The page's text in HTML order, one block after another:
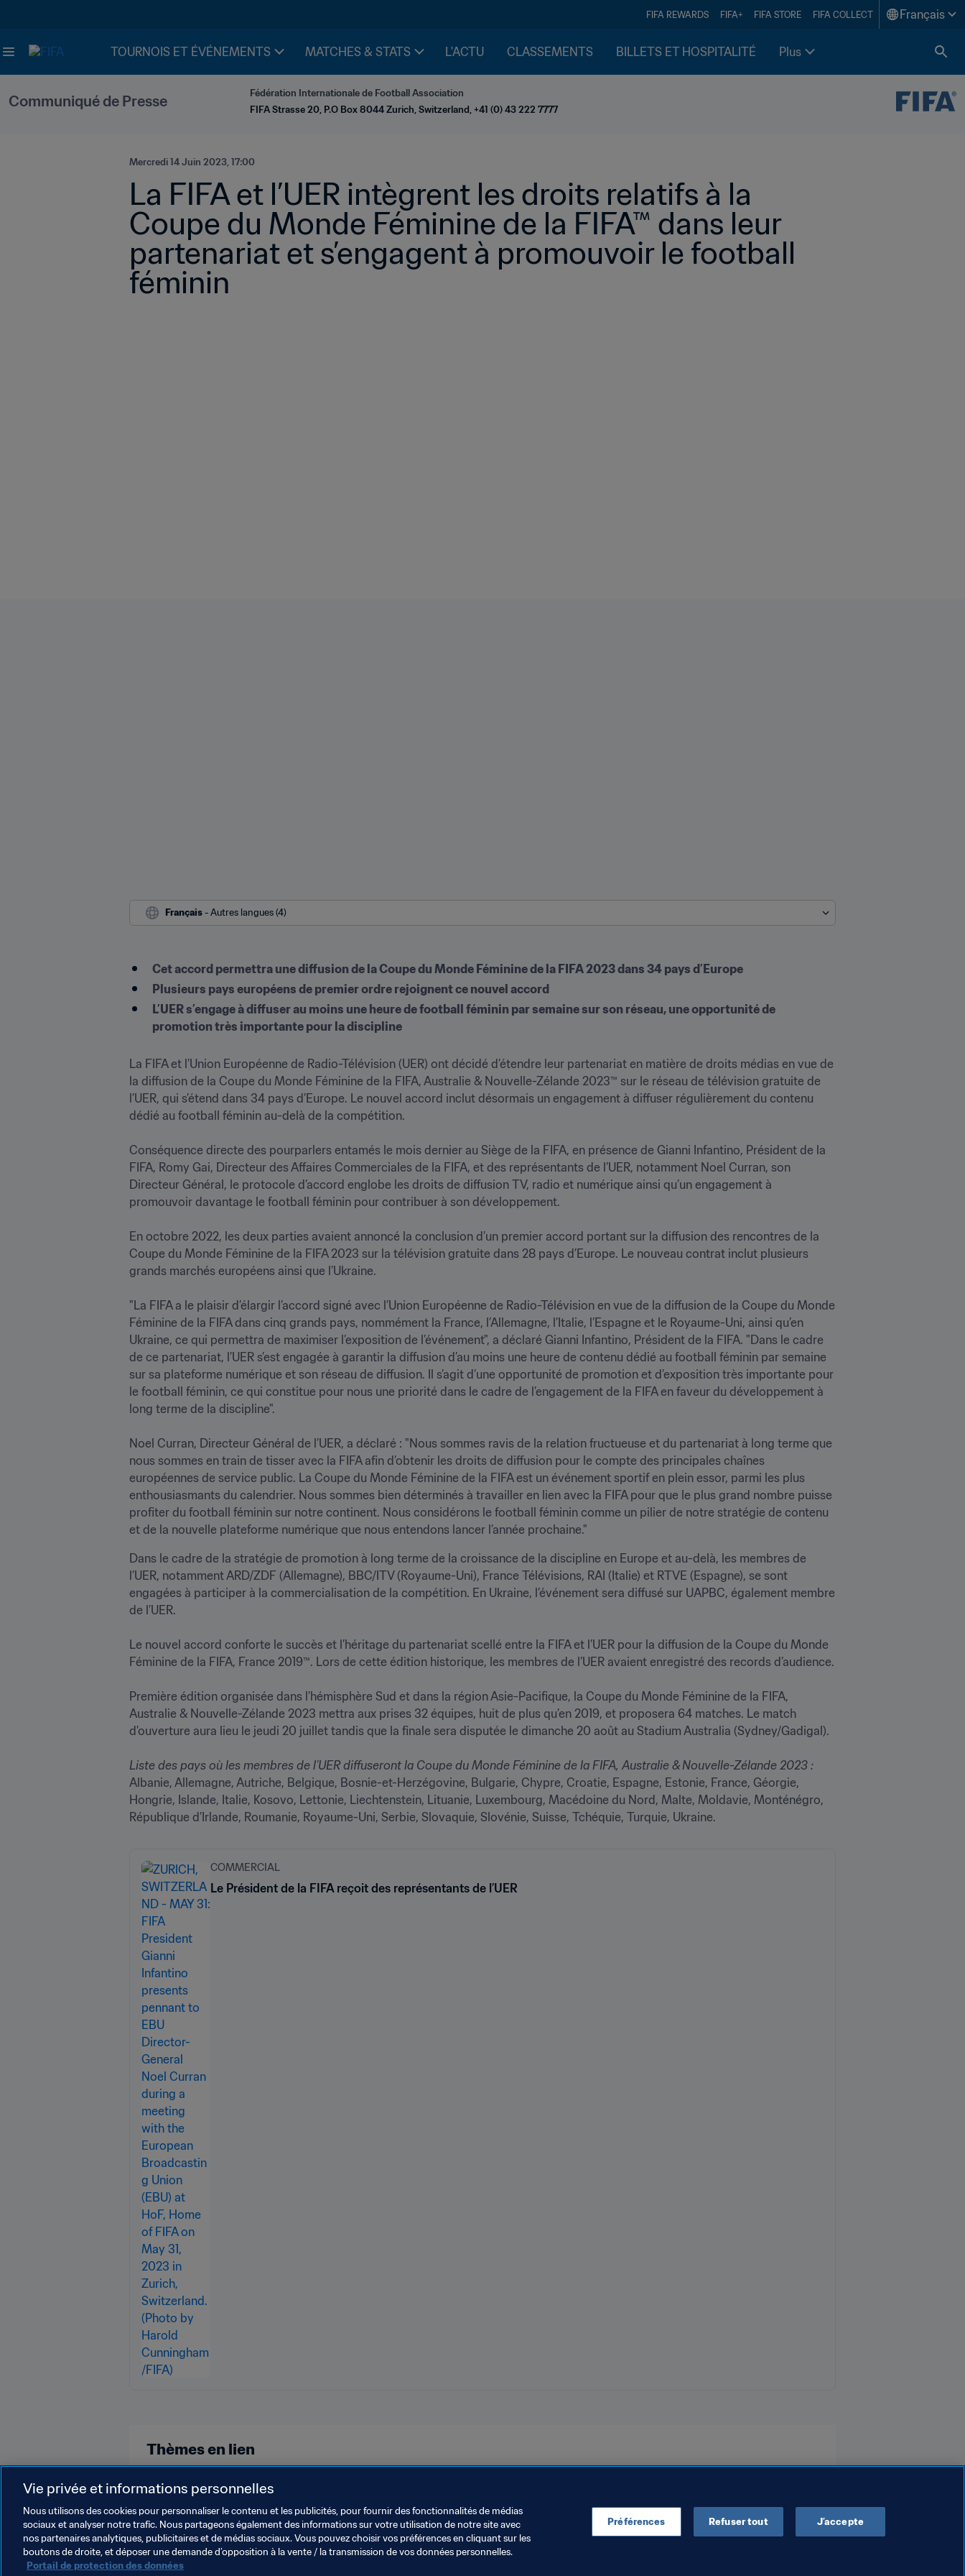
FIFA REWARDS FIFA+ FIFA STORE FIFA COLLECT Français
TOURNOIS ET ÉVÉNEMENTS MATCHES & STATS L'ACTU CLASSEMENTS BILLETS ET HOSPITALITÉ Plus
Communiqué de Presse
Fédération Internationale de Football Association
FIFA Strasse 20, P.O Box 8044 Zurich, Switzerland, +41 (0) 43 222 7777
Mercredi 14 Juin 2023, 17:00
La FIFA et l’UER intègrent les droits relatifs à la
Coupe du Monde Féminine de la FIFA™ dans leur
partenariat et s’engagent à promouvoir le football
féminin
Français - Autres langues (4)
Cet accord permettra une diffusion de la Coupe du Monde Féminine de la FIFA 2023 dans 34 pays d’Europe
Plusieurs pays européens de premier ordre rejoignent ce nouvel accord
L’UER s’engage à diffuser au moins une heure de football féminin par semaine sur son réseau, une opportunité de
promotion très importante pour la discipline
La FIFA et l’Union Européenne de Radio-Télévision (UER) ont décidé d’étendre leur partenariat en matière de droits médias en vue de
la diffusion de la Coupe du Monde Féminine de la FIFA, Australie & Nouvelle-Zélande 2023™ sur le réseau de télévision gratuite de
l’UER, qui s’étend dans 34 pays d’Europe. Le nouvel accord inclut désormais un engagement à diffuser régulièrement du contenu
dédié au football féminin au-delà de la compétition.
Conséquence directe des pourparlers entamés le mois dernier au Siège de la FIFA, en présence de Gianni Infantino, Président de la
FIFA, Romy Gai, Directeur des Affaires Commerciales de la FIFA, et des représentants de l’UER, notamment Noel Curran, son
Directeur Général, le protocole d’accord englobe les droits de diffusion TV, radio et numérique ainsi qu’un engagement à
promouvoir davantage le football féminin pour contribuer à son développement.
En octobre 2022, les deux parties avaient annoncé la conclusion d’un premier accord portant sur la diffusion des rencontres de la
Coupe du Monde Féminine de la FIFA 2023 sur la télévision gratuite dans 28 pays d’Europe. Le nouveau contrat inclut plusieurs
grands marchés européens ainsi que l’Ukraine.
"La FIFA a le plaisir d’élargir l’accord signé avec l’Union Européenne de Radio-Télévision en vue de la diffusion de la Coupe du Monde
Féminine de la FIFA dans cinq grands pays, nommément la France, l’Allemagne, l’Italie, l’Espagne et le Royaume-Uni, ainsi qu’en
Ukraine, ce qui permettra de maximiser l’exposition de l’événement", a déclaré Gianni Infantino, Président de la FIFA. "Dans le cadre
de ce partenariat, l’UER s’est engagée à garantir la diffusion d’au moins une heure de contenu dédié au football féminin par semaine
sur sa plateforme numérique et son réseau de diffusion. Il s’agit d’une opportunité de promotion et d’exposition très importante pour
le football féminin, ce qui constitue pour nous une priorité dans le cadre de l’engagement de la FIFA en faveur du développement à
long terme de la discipline".
Noel Curran, Directeur Général de l’UER, a déclaré : "Nous sommes ravis de la relation fructueuse et du partenariat à long terme que
nous sommes en train de tisser avec la FIFA afin d’obtenir les droits de diffusion pour le compte des principales chaînes
européennes de service public. La Coupe du Monde Féminine de la FIFA est un événement sportif en plein essor, parmi les plus
enthousiasmants du calendrier. Nous sommes bien déterminés à travailler en lien avec la FIFA pour que le plus grand nombre puisse
profiter du football féminin sur notre continent. Nous considérons le football féminin comme un pilier de notre stratégie de contenu
et de la nouvelle plateforme numérique que nous entendons lancer l’année prochaine."
Dans le cadre de la stratégie de promotion à long terme de la croissance de la discipline en Europe et au-delà, les membres de
l’UER, notamment ARD/ZDF (Allemagne), BBC/ITV (Royaume-Uni), France Télévisions, RAI (Italie) et RTVE (Espagne), se sont
engagées à participer à la commercialisation de la compétition. En Ukraine, l’événement sera diffusé sur UAPBC, également membre
de l’UER.
Le nouvel accord conforte le succès et l’héritage du partenariat scellé entre la FIFA et l’UER pour la diffusion de la Coupe du Monde
Féminine de la FIFA, France 2019™. Lors de cette édition historique, les membres de l’UER avaient enregistré des records d’audience.
Première édition organisée dans l’hémisphère Sud et dans la région Asie-Pacifique, la Coupe du Monde Féminine de la FIFA,
Australie & Nouvelle-Zélande 2023 mettra aux prises 32 équipes, huit de plus qu’en 2019, et proposera 64 matches. Le match
d'ouverture aura lieu le jeudi 20 juillet tandis que la finale sera disputée le dimanche 20 août au Stadium Australia (Sydney/Gadigal).
Albanie, Allemagne, Autriche, Belgique, Bosnie-et-Herzégovine, Bulgarie, Chypre, Croatie, Espagne, Estonie, France, Géorgie,
Hongrie, Islande, Italie, Kosovo, Lettonie, Liechtenstein, Lituanie, Luxembourg, Macédoine du Nord, Malte, Moldavie, Monténégro,
République d’Irlande, Roumanie, Royaume-Uni, Serbie, Slovaquie, Slovénie, Suisse, Tchéquie, Turquie, Ukraine.
COMMERCIAL
Le Président de la FIFA reçoit des représentants de l’UER
Thèmes en lien
Commercial Organisation
Vie privée et informations personnelles
Nous utilisons des cookies pour personnaliser le contenu et les publicités, pour fournir des fonctionnalités de médias
sociaux et analyser notre trafic. Nous partageons également des informations sur votre utilisation de notre site avec
nos partenaires analytiques, publicitaires et de médias sociaux. Vous pouvez choisir vos préférences en cliquant sur les
boutons de droite, et déposer une demande d’opposition à la vente / la transmission de vos données personnelles.
Portail de protection des données
Préférences Refuser tout J’accepte